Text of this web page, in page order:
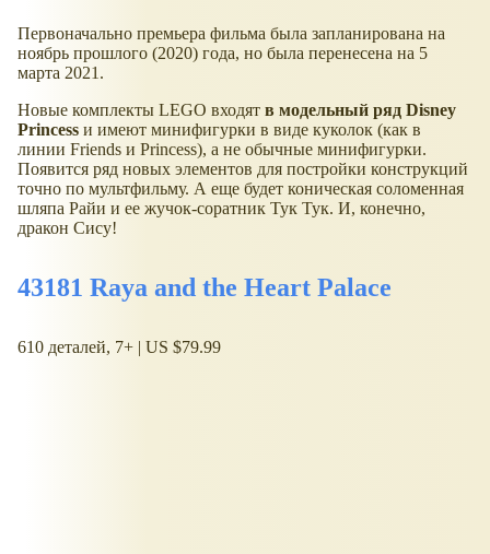
Первоначально премьера фильма была запланирована на
ноябрь прошлого (2020) года, но была перенесена на 5
марта 2021.
Новые комплекты LEGO входят в модельный ряд Disney
Princess и имеют минифигурки в виде куколок (как в
линии Friends и Princess), а не обычные минифигурки.
Появится ряд новых элементов для постройки конструкций
точно по мультфильму. А еще будет коническая соломенная
шляпа Райи и ее жучок-соратник Тук Тук. И, конечно,
дракон Сису!
43181 Raya and the Heart Palace
610 деталей, 7+ | US $79.99